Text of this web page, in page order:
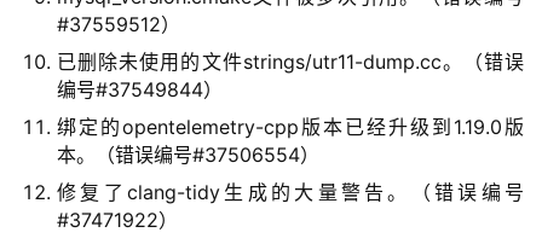
#37559512）
已删除未使用的文件strings/utr11-dump.cc。（错误
编号#37549844）
绑定的opentelemetry-cpp版本已经升级到1.19.0版
本。（错误编号#37506554）
修复了clang-tidy生成的大量警告。（错误编号
#37471922）